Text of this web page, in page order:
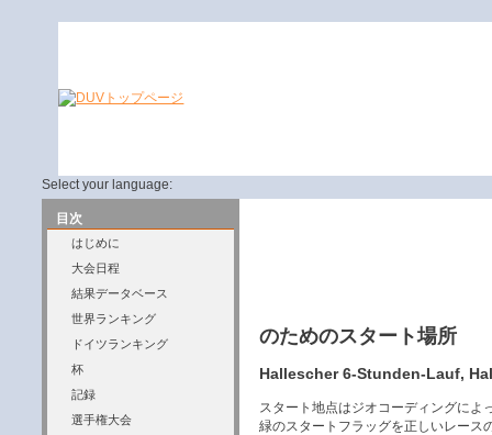
Select your language:
目次
はじめに
大会日程
結果データベース
世界ランキング
ドイツランキング
杯
記録
選手権大会
のためのスタート場所
Hallescher 6-Stunden-Lauf,
スタート地点はジオコーディングに
緑のスタートフラッグを正しいレース